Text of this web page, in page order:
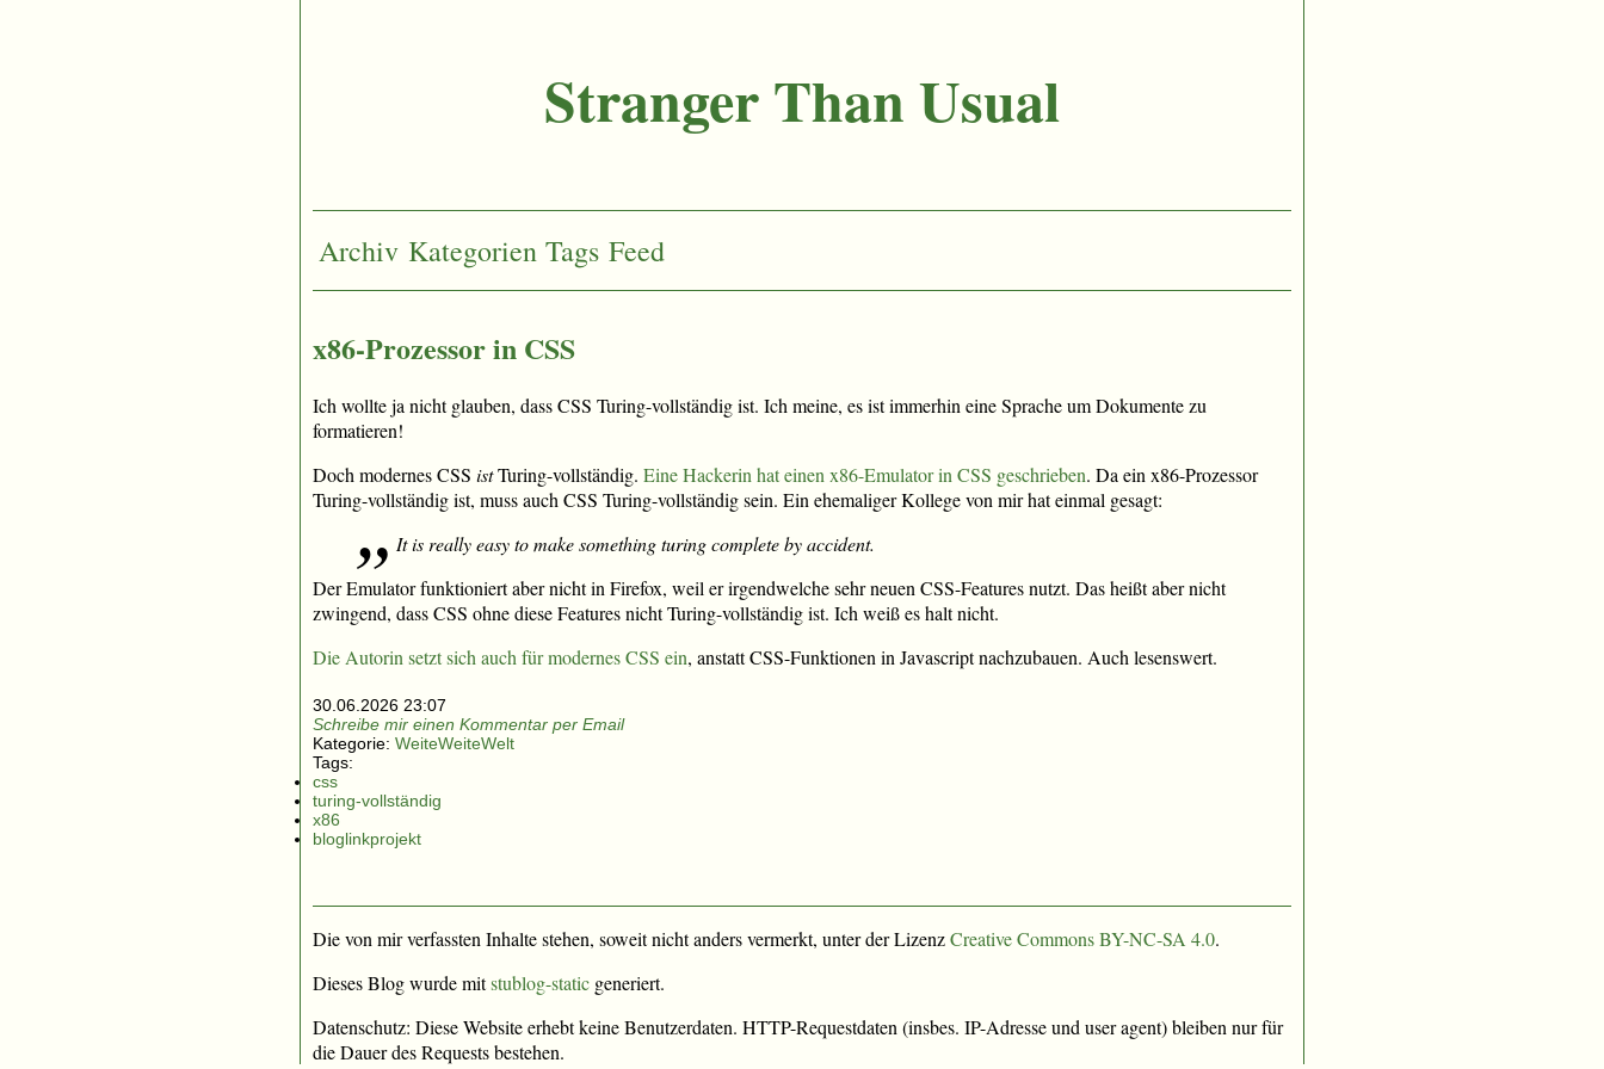
Stranger Than Usual
Archiv Kategorien Tags Feed
x86-Prozessor in CSS
Ich wollte ja nicht glauben, dass CSS Turing-vollständig ist. Ich meine, es ist immerhin eine Sprache um Dokumente zu
formatieren!
Doch modernes CSS istTuring-vollständig. Eine Hackerin hat einen x86-Emulator in CSS geschrieben. Da ein x86-Prozessor
Turing-vollständig ist, muss auch CSS Turing-vollständig sein. Ein ehemaliger Kollege von mir hat einmal gesagt:
It is really easy to make something turing complete by accident.
Der Emulator funktioniert aber nicht in Firefox, weil er irgendwelche sehr neuen CSS-Features nutzt. Das heißt aber nicht
zwingend, dass CSS ohne diese Features nicht Turing-vollständig ist. Ich weiß es halt nicht.
Die Autorin setzt sich auch für modernes CSS ein, anstatt CSS-Funktionen in Javascript nachzubauen. Auch lesenswert.
30.06.2026 23:07
Schreibe mir einen Kommentar per Email
Kategorie: WeiteWeiteWelt
Tags:
css
turing-vollständig
x86
bloglinkprojekt
Die von mir verfassten Inhalte stehen, soweit nicht anders vermerkt, unter der LizenzCreative Commons BY-NC-SA 4.0.
Dieses Blog wurde mitstublog-static generiert.
Datenschutz: Diese Website erhebt keine Benutzerdaten. HTTP-Requestdaten (insbes. IP-Adresse und user agent) bleiben nur für
die Dauer des Requests bestehen.